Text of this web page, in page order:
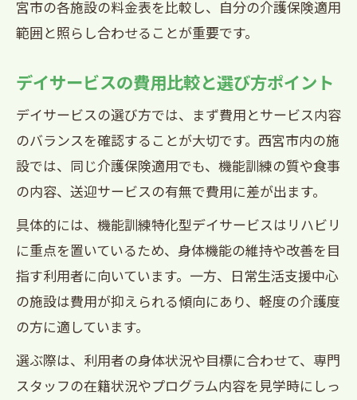
宮市の各施設の料金表を比較し、自分の介護保険適用
範囲と照らし合わせることが重要です。
デイサービスの費用比較と選び方ポイント
デイサービスの選び方では、まず費用とサービス内容
のバランスを確認することが大切です。西宮市内の施
設では、同じ介護保険適用でも、機能訓練の質や食事
の内容、送迎サービスの有無で費用に差が出ます。
具体的には、機能訓練特化型デイサービスはリハビリ
に重点を置いているため、身体機能の維持や改善を目
指す利用者に向いています。一方、日常生活支援中心
の施設は費用が抑えられる傾向にあり、軽度の介護度
の方に適しています。
選ぶ際は、利用者の身体状況や目標に合わせて、専門
スタッフの在籍状況やプログラム内容を見学時にしっ